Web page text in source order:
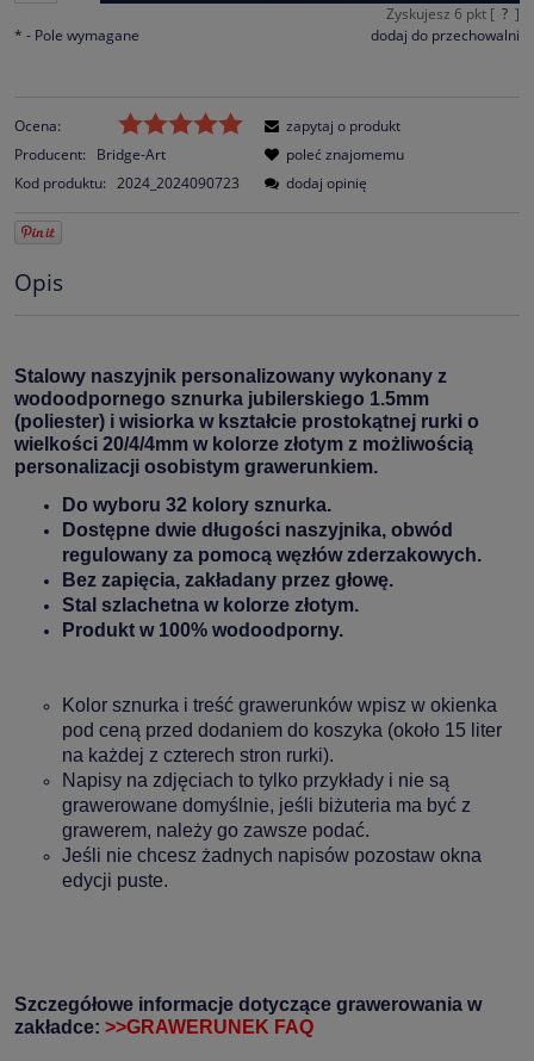
Zyskujesz 6 pkt [ ? ]
dodaj do przechowalni
* - Pole wymagane
Ocena:
Producent:
Bridge-Art
Kod produktu: 2024_2024090723
zapytaj o produkt
poleć znajomemu
dodaj opinię
Opis
Stalowy naszyjnik personalizowany wykonany z
wodoodpornego sznurka jubilerskiego 1.5mm
(poliester) i wisiorka w kształcie prostokątnej rurki o
wielkości 20/4/4mm w kolorze złotym z możliwością
personalizacji osobistym grawerunkiem.
Do wyboru 32 kolory sznurka.
Dostępne dwie długości naszyjnika, obwód
regulowany za pomocą węzłów zderzakowych.
Bez zapięcia, zakładany przez głowę.
Stal szlachetna w kolorze złotym.
Produkt w 100% wodoodporny.
Kolor sznurka i treść grawerunków wpisz w okienka
pod ceną przed dodaniem do koszyka (około 15 liter
na każdej z czterech stron rurki).
Napisy na zdjęciach to tylko przykłady i nie są
grawerowane domyślnie, jeśli biżuteria ma być z
grawerem, należy go zawsze podać.
Jeśli nie chcesz żadnych napisów pozostaw okna
edycji puste.
Szczegółowe informacje dotyczące grawerowania w
zakładce: >>GRAWERUNEK FAQ